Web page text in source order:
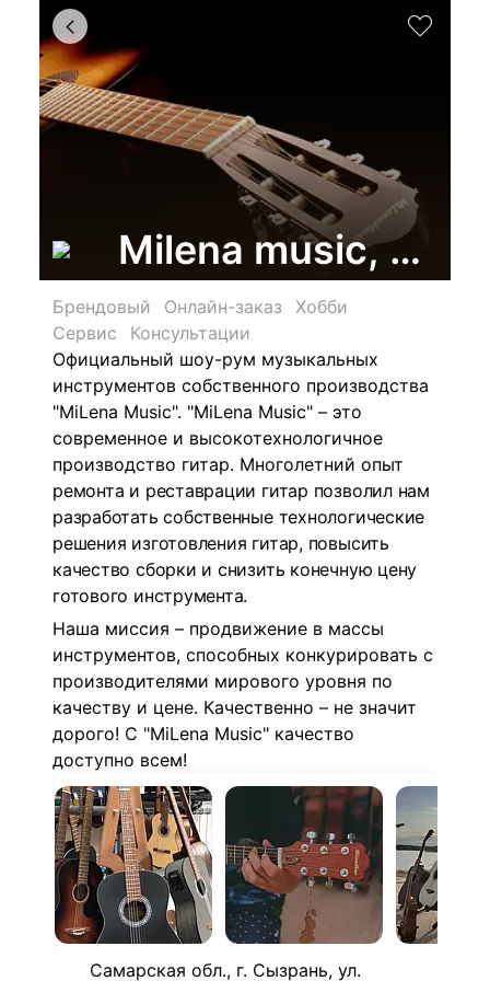
Milena music,
Брендовый Онлайн-заказ
Хобби
Сервис
Консультации
Официальный шоу-рум музыкальных
инструментов собственного производства
"MiLena Music". "MiLena Music" – это
современное и высокотехнологичное
производство гитар. Многолетний опыт
ремонта и реставрации гитар позволил нам
разработать собственные технологические
решения изготовления гитар, повысить
качество сборки и снизить конечную цену
готового инструмента.
Наша миссия – продвижение в массы
инструментов, способных конкурировать с
производителями мирового уровня по
качеству и цене. Качественно – не значит
дорого! С "MiLena Music" качество
доступно всем!
Самарская обл., г. Сызрань, ул.